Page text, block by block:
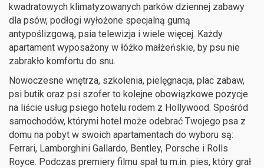
kwadratowych klimatyzowanych parków dziennej zabawy
dla psów, podłogi wyłożone specjalną gumą
antypoślizgową, psia telewizja i wiele więcej. Każdy
apartament wyposażony w łóżko małżeńskie, by psu nie
zabrakło komfortu do snu.
Nowoczesne wnętrza, szkolenia, pielęgnacja, plac zabaw,
psi butik oraz psi szofer to kolejne obowiązkowe pozycje
na liście usług psiego hotelu rodem z Hollywood. Spośród
samochodów, którymi hotel może odebrać Twojego psa z
domu na pobyt w swoich apartamentach do wyboru są:
Ferrari, Lamborghini Gallardo, Bentley, Porsche i Rolls
Royce. Podczas premiery filmu spał tu m.in. pies, który grał